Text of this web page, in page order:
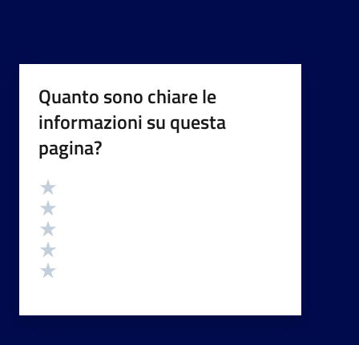
Quanto sono chiare le
informazioni su questa
pagina?
Valutazione